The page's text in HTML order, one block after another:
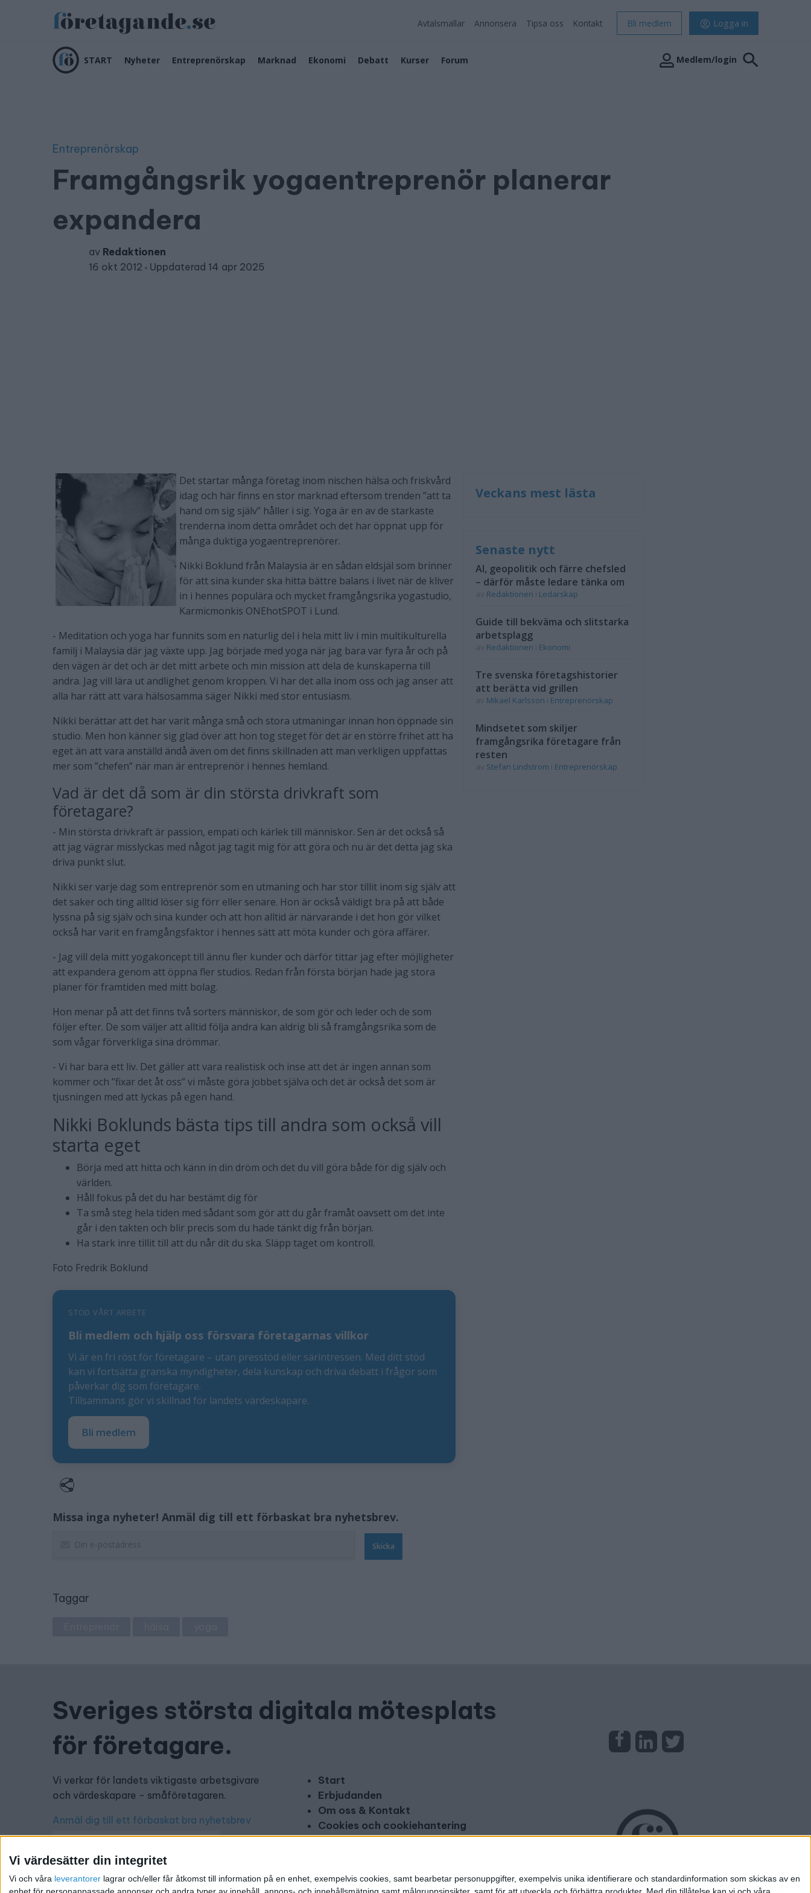
Vi värdesätter din integritet
Vi och våra leverantorer lagrar och/eller får åtkomst till information på en enhet, exempelvis cookies, samt bearbetar personuppgifter, exempelvis unika identifierare och standardinformation som skickas av en
Avtalsmallar Annonsera Tipsa oss Kontakt Bli medlem Logga in
START Nyheter Entreprenörskap Marknad Ekonomi Debatt Kurser Forum Medlem/login
Entreprenörskap
Framgångsrik yogaentreprenör planerar
expandera
av Redaktionen
16 okt 2012
Uppdaterad 14 apr 2025
Det startar många företag inom nischen hälsa och friskvård
idag och här finns en stor marknad eftersom trenden ”att ta
hand om sig själv” håller i sig. Yoga är en av de starkaste
trenderna inom detta området och det har öppnat upp för
många duktiga yogaentreprenörer.
Nikki Boklund från Malaysia är en sådan eldsjäl som brinner
för att sina kunder ska hitta bättre balans i livet när de kliver
in i hennes populära och mycket framgångsrika yogastudio,
Karmicmonkis ONEhotSPOT i Lund.
- Meditation och yoga har funnits som en naturlig del i hela mitt liv i min multikulturella
familj i Malaysia där jag växte upp. Jag började med yoga när jag bara var fyra år och på
den vägen är det och är det mitt arbete och min mission att dela de kunskaperna till
andra. Jag vill lära ut andlighet genom kroppen. Vi har det alla inom oss och jag anser att
alla har rätt att vara hälsosamma säger Nikki med stor entusiasm.
Nikki berättar att det har varit många små och stora utmaningar innan hon öppnade sin
studio. Men hon känner sig glad över att hon tog steget för det är en större frihet att ha
eget än att vara anställd ändå även om det finns skillnaden att man verkligen uppfattas
mer som ”chefen” när man är entreprenör i hennes hemland.
Vad är det då som är din största drivkraft som
företagare?
- Min största drivkraft är passion, empati och kärlek till människor. Sen är det också så
att jag vägrar misslyckas med något jag tagit mig för att göra och nu är det detta jag ska
driva punkt slut.
Nikki ser varje dag som entreprenör som en utmaning och har stor tillit inom sig själv att
det saker och ting alltid löser sig förr eller senare. Hon är också väldigt bra på att både
lyssna på sig själv och sina kunder och att hon alltid är närvarande i det hon gör vilket
också har varit en framgångsfaktor i hennes sätt att möta kunder och göra affärer.
- Jag vill dela mitt yogakoncept till ännu fler kunder och därför tittar jag efter möjligheter
att expandera genom att öppna fler studios. Redan från första början hade jag stora
planer för framtiden med mitt bolag.
Hon menar på att det finns två sorters människor, de som gör och leder och de som
följer efter. De som väljer att alltid följa andra kan aldrig bli så framgångsrika som de
som vågar förverkliga sina drömmar.
- Vi har bara ett liv. Det gäller att vara realistisk och inse att det är ingen annan som
kommer och ”fixar det åt oss” vi måste göra jobbet själva och det är också det som är
tjusningen med att lyckas på egen hand.
Nikki Boklunds bästa tips till andra som också vill
starta eget
Börja med att hitta och känn in din dröm och det du vill göra både för dig själv och
världen.
Håll fokus på det du har bestämt dig för
Ta små steg hela tiden med sådant som gör att du går framåt oavsett om det inte
går i den takten och blir precis som du hade tänkt dig från början.
Ha stark inre tillit till att du når dit du ska. Släpp taget om kontroll.
Foto Fredrik Boklund
STÖD VÅRT ARBETE
Bli medlem och hjälp oss försvara företagarnas villkor
Vi är en fri röst för företagare – utan presstöd eller särintressen. Med ditt stöd
kan vi fortsätta granska myndigheter, dela kunskap och driva debatt i frågor som
påverkar dig som företagare.
Tillsammans gör vi skillnad för landets värdeskapare.
Bli medlem
Missa inga nyheter! Anmäl dig till ett förbaskat bra nyhetsbrev.
Skicka
Taggar
Veckans mest lästa
Senaste nytt
AI, geopolitik och färre chefsled
– därför måste ledare tänka om
Redaktionen Ledarskap
Guide till bekväma och slitstarka
arbetsplagg
Redaktionen Ekonomi
Tre svenska företagshistorier
att berätta vid grillen
Mikael Karlsson Entreprenörskap
Mindsetet som skiljer
framgångsrika företagare från
resten
Stefan Lindstrom Entreprenörskap
Sveriges största digitala mötesplats
för företagare.
Vi verkar för landets viktigaste arbetsgivare
och värdeskapare - småföretagaren.
Anmäl dig till ett förbaskat bra nyhetsbrev
Start
Erbjudanden
Om oss & Kontakt
Cookies och cookiehantering
Copyright och disclaimer